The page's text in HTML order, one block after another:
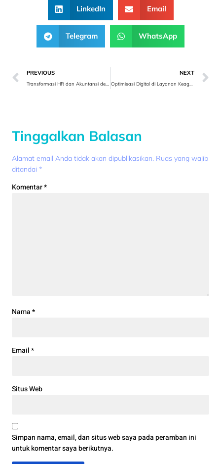
LinkedIn Email
Telegram WhatsApp
PREVIOUS NEXT
Tinggalkan Balasan
Alamat email Anda tidak akan dipublikasikan. Ruas yang wajib
ditandai *
Komentar*
Nama*
Email*
Situs Web
Simpan nama, email, dan situs web saya pada peramban ini
untuk komentar saya berikutnya.